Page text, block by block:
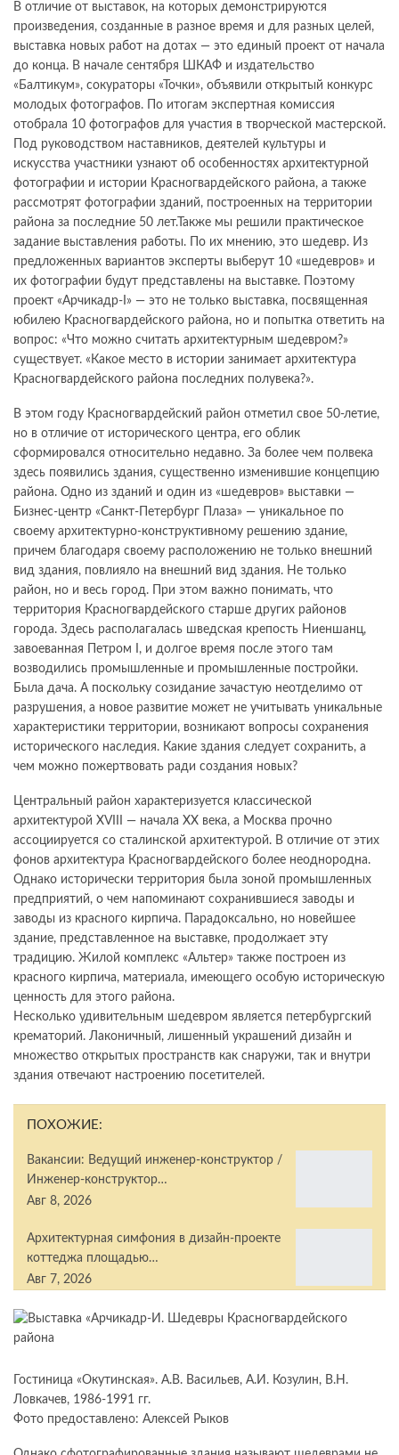
В отличие от выставок, на которых демонстрируются
произведения, созданные в разное время и для разных целей,
выставка новых работ на дотах — это единый проект от начала
до конца. В начале сентября ШКАФ и издательство
«Балтикум», сокураторы «Точки», объявили открытый конкурс
молодых фотографов. По итогам экспертная комиссия
отобрала 10 фотографов для участия в творческой мастерской.
Под руководством наставников, деятелей культуры и
искусства участники узнают об особенностях архитектурной
фотографии и истории Красногвардейского района, а также
рассмотрят фотографии зданий, построенных на территории
района за последние 50 лет.Также мы решили практическое
задание выставления работы. По их мнению, это шедевр. Из
предложенных вариантов эксперты выберут 10 «шедевров» и
их фотографии будут представлены на выставке. Поэтому
проект «Арчикадр-I» — это не только выставка, посвященная
юбилею Красногвардейского района, но и попытка ответить на
вопрос: «Что можно считать архитектурным шедевром?»
существует. «Какое место в истории занимает архитектура
Красногвардейского района последних полувека?».
В этом году Красногвардейский район отметил свое 50-летие,
но в отличие от исторического центра, его облик
сформировался относительно недавно. За более чем полвека
здесь появились здания, существенно изменившие концепцию
района. Одно из зданий и один из «шедевров» выставки —
Бизнес-центр «Санкт-Петербург Плаза» — уникальное по
своему архитектурно-конструктивному решению здание,
причем благодаря своему расположению не только внешний
вид здания, повлияло на внешний вид здания. Не только
район, но и весь город. При этом важно понимать, что
территория Красногвардейского старше других районов
города. Здесь располагалась шведская крепость Ниеншанц,
завоеванная Петром I, и долгое время после этого там
возводились промышленные и промышленные постройки.
Была дача. А поскольку созидание зачастую неотделимо от
разрушения, а новое развитие может не учитывать уникальные
характеристики территории, возникают вопросы сохранения
исторического наследия. Какие здания следует сохранить, а
чем можно пожертвовать ради создания новых?
Центральный район характеризуется классической
архитектурой XVIII — начала XX века, а Москва прочно
ассоциируется со сталинской архитектурой. В отличие от этих
фонов архитектура Красногвардейского более неоднородна.
Однако исторически территория была зоной промышленных
предприятий, о чем напоминают сохранившиеся заводы и
заводы из красного кирпича. Парадоксально, но новейшее
здание, представленное на выставке, продолжает эту
традицию. Жилой комплекс «Альтер» также построен из
красного кирпича, материала, имеющего особую историческую
ценность для этого района.
Несколько удивительным шедевром является петербургский
крематорий. Лаконичный, лишенный украшений дизайн и
множество открытых пространств как снаружи, так и внутри
здания отвечают настроению посетителей.
ПОХОЖИЕ:
Вакансии: Ведущий инженер-конструктор /
Инженер-конструктор…
Авг 8, 2026
Архитектурная симфония в дизайн-проекте
коттеджа площадью…
Авг 7, 2026
Гостиница «Окутинская». А.В. Васильев, А.И. Козулин, В.Н.
Ловкачев, 1986-1991 гг.
Фото предоставлено: Алексей Рыков